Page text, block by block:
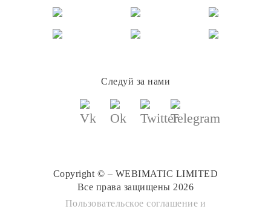
Следуй за нами
Copyright © – WEBIMATIC LIMITED
Все права защищены 2026
Пользовательское соглашение и